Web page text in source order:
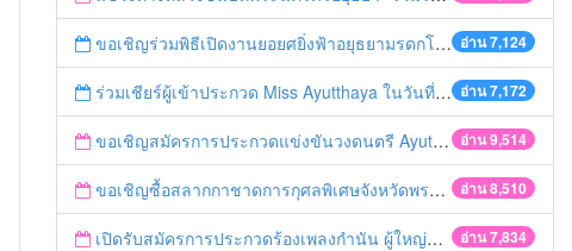
อ่าน 7,124
ขอเชิญร่วมพิธีเปิดงานยอยศยิ่งฟ้าอยุธยามรดกโลก
อ่าน 7,172
ร่วมเชียร์ผู้เข้าประกวด Miss Ayutthaya ในวันที่ 15 ธันวาคม 2560
อ่าน 9,514
ขอเชิญสมัครการประกวดแข่งขันวงดนตรี Ayutthaya battle of the bands
อ่าน 8,510
ขอเชิญซื้อสลากกาชาดการกุศลพิเศษจังหวัดพระนครศรีอยุธยา 2560
อ่าน 7,834
เปิดรับสมัครการประกวดร้องเพลงกำนัน ผู้ใหญ่บ้าน ฯลฯ